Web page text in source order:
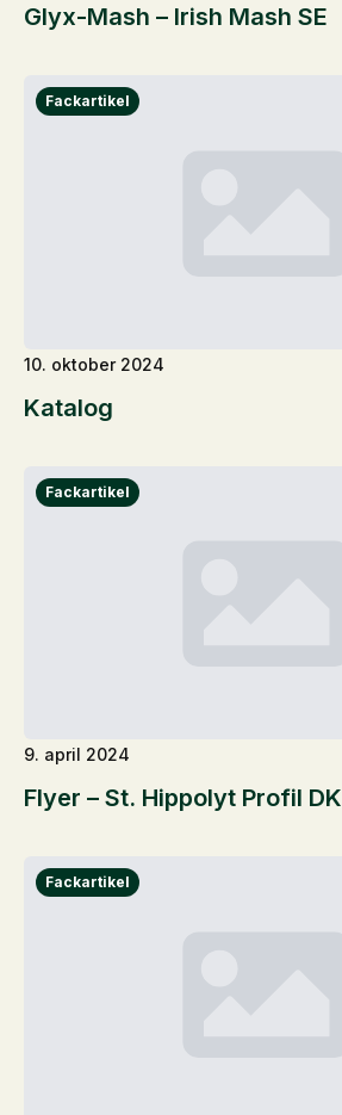
Glyx-Mash – Irish Mash SE
Katalog
10. oktober 2024
Flyer – St. Hippolyt Profil DK
9. april 2024